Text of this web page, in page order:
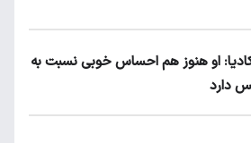
او هنوز هم احساس خوبی نسبت به
دارد